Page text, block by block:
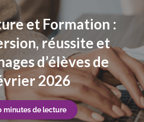
et Formation :
réussite et
d’élèves de
2026
minutes de lecture